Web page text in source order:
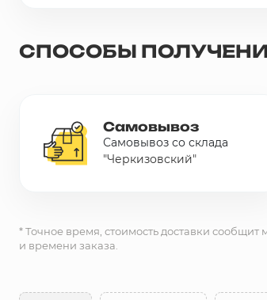
СПОСОБЫ
Самовывоз
Самовывоз со склада
"Черкизовский"
* Точное время, стоимость доставки
и времени заказа.